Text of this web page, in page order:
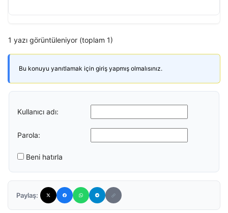
1 yazı görüntüleniyor (toplam 1)
Bu konuyu yanıtlamak için giriş yapmış olmalısınız.
Kullanıcı adı:
Parola:
Beni hatırla
Paylaş: